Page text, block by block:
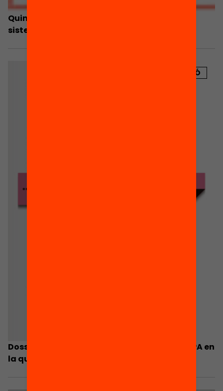
Quin és el rol de les AMPA en la millora del
sistema educatiu?
PUBLICACIÓ
Dossier de premsa: La contribució de les AMPA en
la qualitat educativa